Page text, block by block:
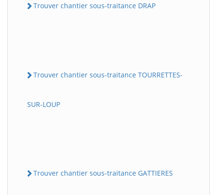
Trouver chantier sous-traitance DRAP
Trouver chantier sous-traitance TOURRETTES-
SUR-LOUP
Trouver chantier sous-traitance GATTIERES